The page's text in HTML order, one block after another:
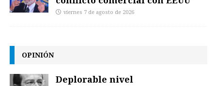
viernes 7 de agosto de 2026
OPINIÓN
Deplorable nivel